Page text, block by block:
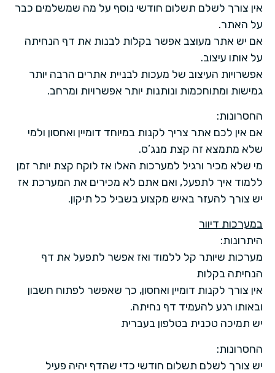
אין צורך לשלם תשלום חודשי נוסף על מה שמשלמים כבר
על האתר.
אם יש אתר מעוצב אפשר בקלות לבנות את דף הנחיתה
על אותו עיצוב.
אפשרויות העיצוב של מעכות לבניית אתרים הרבה יותר
גמישות ומתוחכמות ונותנות יותר אפשרויות ומרחב.
החסרונות:
אם אין לכם אתר צריך לקנות במיוחד דומיין ואחסון ולמי
שלא מתמצא זה קצת מנג’ס.
מי שלא מכיר ורגיל למערכות האלו אז לוקח קצת יותר זמן
ללמוד איך לתפעל, ואם אתם לא מכירים את המערכת אז
יש צורך להעזר באיש מקצוע בשביל כל תיקון.
במערכות דיוור
היתרונות:
מערכות שיותר קל ללמוד ואז אפשר לתפעל את דף
הנחיתה בקלות
אין צורך לקנות דומיין ואחסון, כך שאפשר לפתוח חשבון
ובאותו רגע להעמיד דף נחיתה.
יש תמיכה טכנית בטלפון בעברית
החסרונות:
יש צורך לשלם תשלום חודשי כדי שהדף יהיה פעיל